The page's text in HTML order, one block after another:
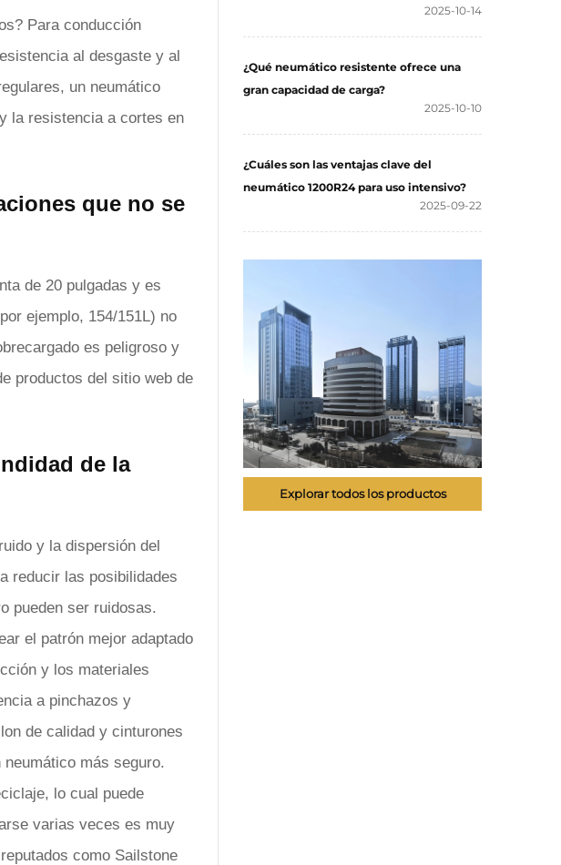
Para conducción
al desgaste y al
un neumático
la resistencia a cortes en
que no se
de 20 pulgadas y es
ejemplo, 154/151L) no
es peligroso y
productos del sitio web de
de la
y la dispersión del
reducir las posibilidades
pueden ser ruidosas.
el patrón mejor adaptado
y los materiales
a pinchazos y
de calidad y cinturones
más seguro.
lo cual puede
varias veces es muy
como Sailstone
2025-10-14
¿Qué neumático resistente ofrece una
gran capacidad de carga?
2025-10-10
¿Cuáles son las ventajas clave del
neumático 1200R24 para uso intensivo?
2025-09-22
Explorar todos los productos